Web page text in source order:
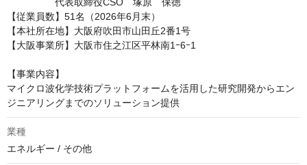
代表取締役CSO　塚原　保徳
【従業員数】51名（2026年6月末）
【本社所在地】大阪府吹田市山田丘2番1号
【大阪事業所】大阪市住之江区平林南1ｰ6ｰ1
【事業内容】
マイクロ波化学技術プラットフォームを活用した研究開発からエン
ジニアリングまでのソリューション提供
業種
エネルギー / その他